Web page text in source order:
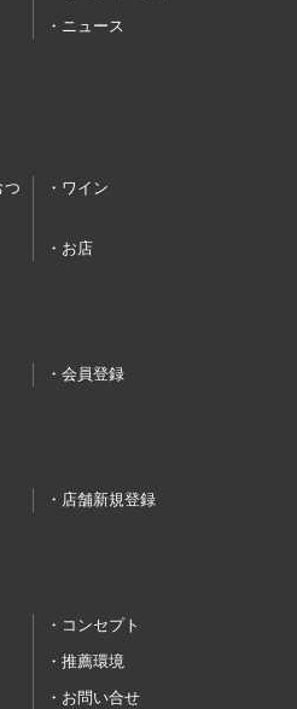
ニュース
つ
ワイン
お店
会員登録
店舗新規登録
コンセプト
推薦環境
お問い合せ